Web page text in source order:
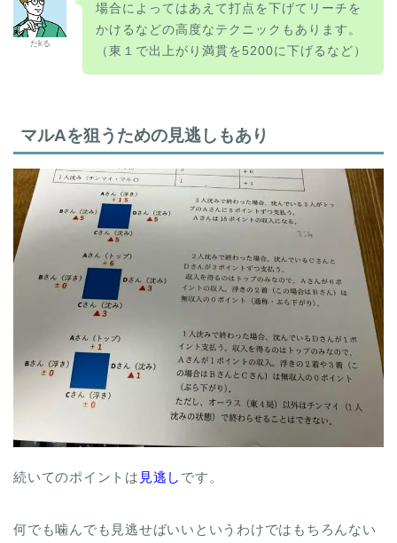
たkる
場合によってはあえて打点を下げてリーチを
かけるなどの高度なテクニックもあります。
（東１で出上がり満貫を5200に下げるなど）
マルAを狙うための見逃しもあり
続いてのポイントは 見逃し です。
何でも噛んでも見逃せばいいというわけではもちろんない